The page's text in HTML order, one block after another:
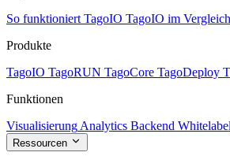
So funktioniert TagoIO TagoIO im Vergleich
Produkte
TagoIO TagoRUN TagoCore TagoDeploy
Funktionen
Visualisierung Analytics Backend Whitelabel
Ressourcen